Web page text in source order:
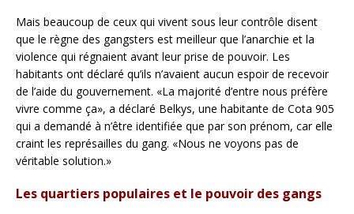
Mais beaucoup de ceux qui vivent sous leur contrôle disent
que le règne des gangsters est meilleur que l’anarchie et la
violence qui régnaient avant leur prise de pouvoir. Les
habitants ont déclaré qu’ils n’avaient aucun espoir de recevoir
de l’aide du gouvernement. «La majorité d’entre nous préfère
vivre comme ça», a déclaré Belkys, une habitante de Cota 905
qui a demandé à n’être identifiée que par son prénom, car elle
craint les représailles du gang. «Nous ne voyons pas de
véritable solution.»
Les quartiers populaires et le pouvoir des gangs